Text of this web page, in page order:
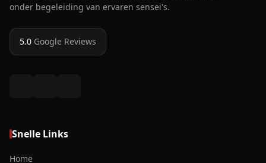
onder begeleiding van ervaren sensei's.
5.0 Google Reviews
Snelle Links
Home